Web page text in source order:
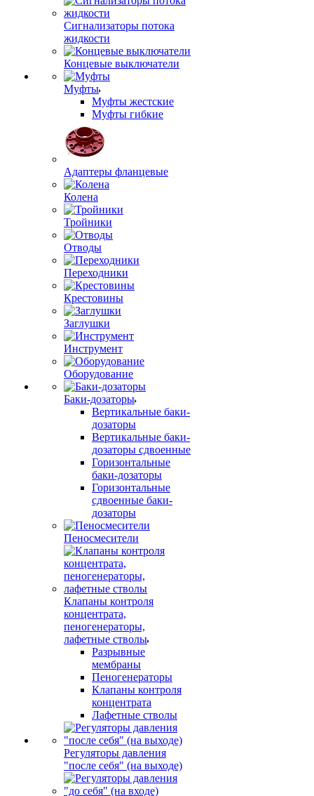
Сигнализаторы потока
жидкости
Концевые выключатели
Муфты
Муфты жестские
Муфты гибкие
Адаптеры фланцевые
Колена
Тройники
Отводы
Переходники
Крестовины
Заглушки
Инструмент
Оборудование
Баки-дозаторы
Вертикальные баки-
дозаторы
Вертикальные баки-
дозаторы сдвоенные
Горизонтальные
баки-дозаторы
Горизонтальные
сдвоенные баки-
дозаторы
Пеносмесители
Клапаны контроля
концентрата,
пеногенераторы,
лафетные стволы
Разрывные
мембраны
Пеногенераторы
Клапаны контроля
концентрата
Лафетные стволы
Регуляторы давления
"после себя" (на выходе)